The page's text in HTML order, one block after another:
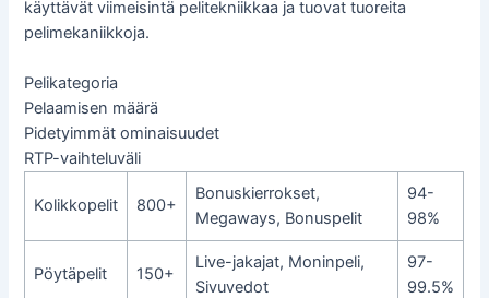
käyttävät viimeisintä pelitekniikkaa ja tuovat tuoreita
pelimekaniikkoja.
Pelikategoria
Pelaamisen määrä
Pidetyimmät ominaisuudet
RTP-vaihteluväli
Kolikkopelit 800+
Bonuskierrokset,
Megaways, Bonuspelit
94-
98%
Pöytäpelit 150+
Live-jakajat, Moninpeli,
Sivuvedot
97-
99.5%